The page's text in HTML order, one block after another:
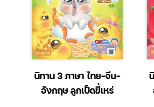
นิทาน 3 ภาษา ไทย-จีน-
อังกฤษ ลูกเป็ดขี้เหร่